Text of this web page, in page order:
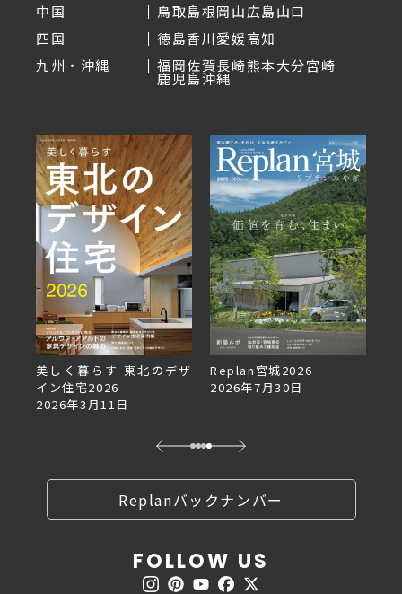
中国
鳥取島根岡山広島山口
四国
徳島香川愛媛高知
九州・沖縄
福岡佐賀長崎熊本大分宮崎
鹿児島沖縄
美しく暮らす 東北のデザ
イン住宅2026
2026年3月11日
Replan宮城2026
2026年7月30日
Replanバックナンバー
FOLLOW US